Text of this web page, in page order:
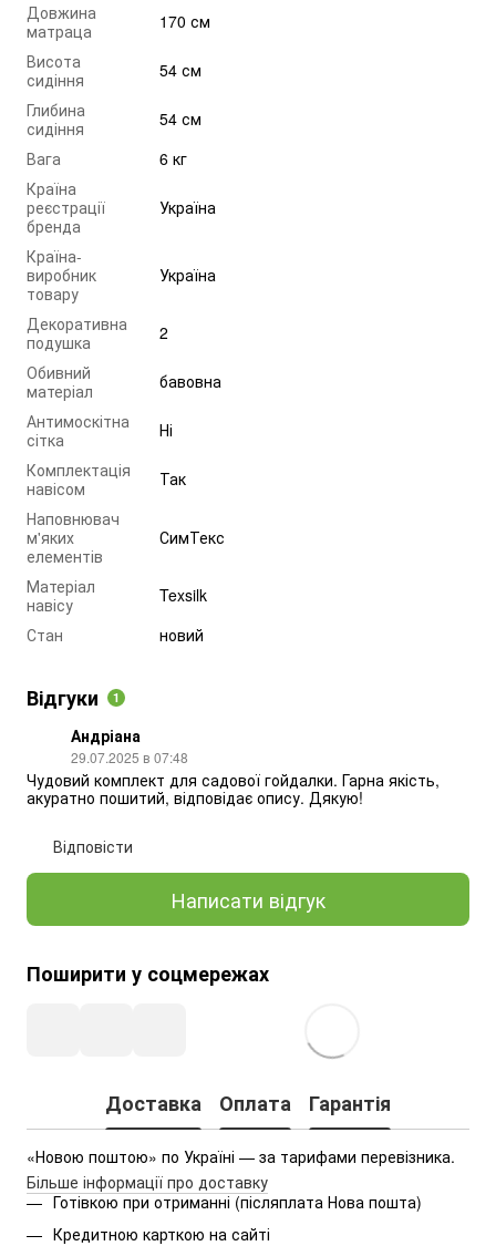
Довжина
матраца
170 см
Висота
сидіння
54 см
Глибина
сидіння
54 см
Вага
6 кг
Країна
реєстрації
бренда
Україна
Країна-
виробник
товару
Україна
Декоративна
подушка
2
Обивний
матеріал
бавовна
Антимоскітна
сітка
Ні
Комплектація
навісом
Так
Наповнювач
м'яких
елементів
СимТекс
Матеріал
навісу
Texsilk
Стан
новий
Відгуки 1
Андріана
29.07.2025 в 07:48
Чудовий комплект для садової гойдалки. Гарна якість,
акуратно пошитий, відповідає опису. Дякую!
Відповісти
Написати відгук
Поширити у соцмережах
Доставка Оплата Гарантія
«Новою поштою» по Україні — за тарифами перевізника.
Більше інформації про доставку
Готівкою при отриманні (післяплата Нова пошта)
Кредитною карткою на сайті